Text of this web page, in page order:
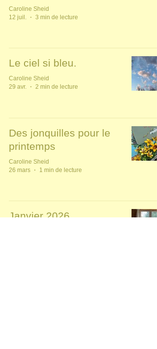
Caroline Sheid
12 juil.
3 min de lecture
Le ciel si bleu.
Caroline Sheid
29 avr.
2 min de lecture
Des jonquilles pour le
printemps
Caroline Sheid
26 mars
1 min de lecture
Janvier 2026